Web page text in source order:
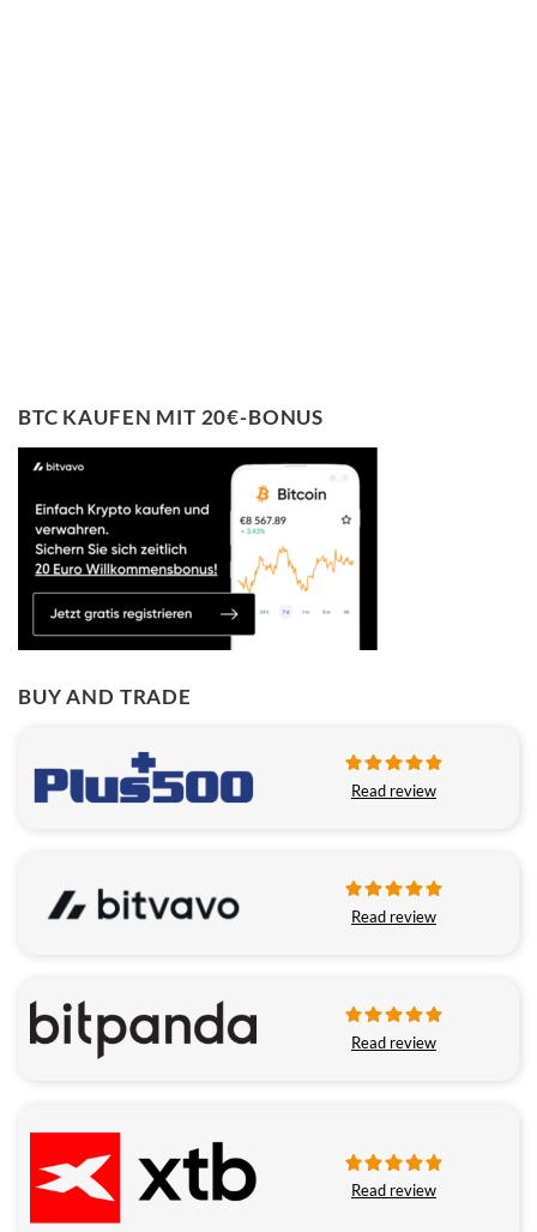
BTC KAUFEN MIT 20€-BONUS
BUY AND TRADE
Read review
Read review
Read review
Read review